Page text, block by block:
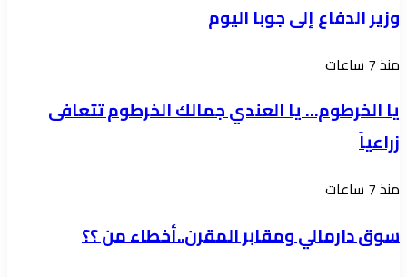
والجسور
ومصارف
إدارة
الشراء
التاريخ:
إلى
اليوم
وزير الدفاع إلى جوبا اليوم
يا
يا
العندي
الخرطوم
تتعافى
زراعياً
منذ 7 ساعات
يا الخرطوم… يا العندي جمالك الخرطوم تتعافى
زراعياً
سوق
ومقابر
منذ 7 ساعات
سوق دارمالي ومقابر المقرن..أخطاء من ؟؟